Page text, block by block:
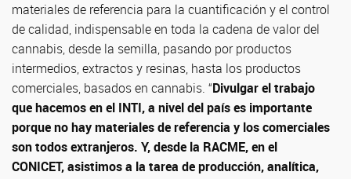
materiales de referencia para la cuantificación y el control
de calidad, indispensable en toda la cadena de valor del
cannabis, desde la semilla, pasando por productos
intermedios, extractos y resinas, hasta los productos
comerciales, basados en cannabis. “Divulgar el trabajo
que hacemos en el INTI, a nivel del país es importante
porque no hay materiales de referencia y los comerciales
son todos extranjeros. Y, desde la RACME, en el
CONICET, asistimos a la tarea de producción, analítica,